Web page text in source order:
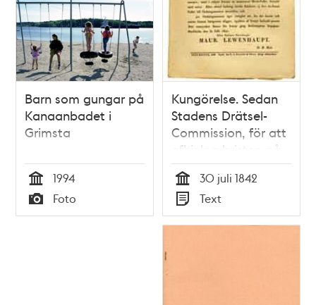
Barn som gungar på
Kanaanbadet i
Grimsta
Tid
1994
Typ
Foto
Kungörelse. Sedan
Stadens Drätsel-
Commission, för att
afhjelpa bristen på
allmänna badställen
inom hufvudstaden
under
somarmånaderne,
Tid
30 juli 1842
Typ
Text